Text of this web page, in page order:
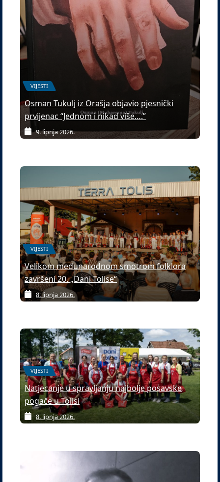
VIJESTI
Osman Tukulj iz Orašja objavio pjesnički
prvijenac “Jednom i nikad više….”
9. lipnja 2026.
VIJESTI
Velikom međunarodnom smotrom folklora
završeni 20. „Dani Tolise“
8. lipnja 2026.
VIJESTI
Natjecanje u spravljanju najbolje posavske
pogače u Tolisi
8. lipnja 2026.